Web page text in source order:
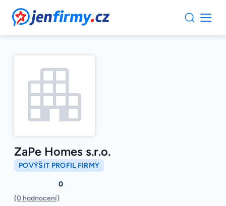
JenFirmy.cz
ZaPe Homes s.r.o.
POVÝŠIT PROFIL FIRMY
0
(0 hodnocení)